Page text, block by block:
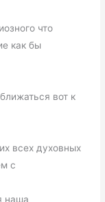
что
как бы
вот к
всех духовных
с
наша